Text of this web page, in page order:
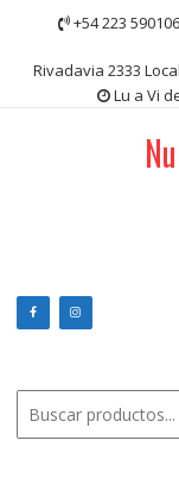
contenido
+54 223
Rivadavia 2333
Lu a Vi